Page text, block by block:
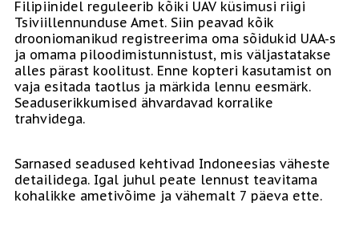
Filipiinidel reguleerib kõiki UAV küsimusi riigi
Tsiviillennunduse Amet. Siin peavad kõik
drooniomanikud registreerima oma sõidukid UAA-s
ja omama piloodimistunnistust, mis väljastatakse
alles pärast koolitust. Enne kopteri kasutamist on
vaja esitada taotlus ja märkida lennu eesmärk.
Seaduserikkumised ähvardavad korralike
trahvidega.
Sarnased seadused kehtivad Indoneesias väheste
detailidega. Igal juhul peate lennust teavitama
kohalikke ametivõime ja vähemalt 7 päeva ette.